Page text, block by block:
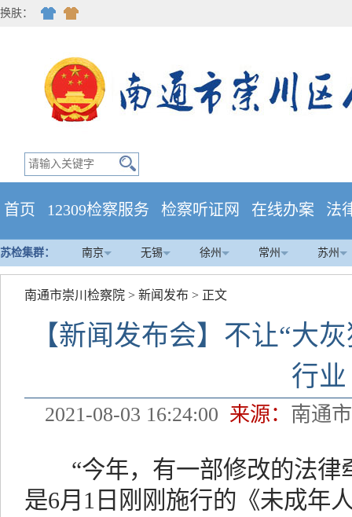
换肤：
首页 12309检察服务 检察听证网 在线办案 法
苏检集群： 南京 无锡 徐州 常州 苏州
南通市崇川检察院 > 新闻发布 > 正文
【新闻发布会】不让“大
行业
2021-08-03 16:24:00 来源： 南通
“今年，有一部修改的法律
是6月1日刚刚施行的《未成